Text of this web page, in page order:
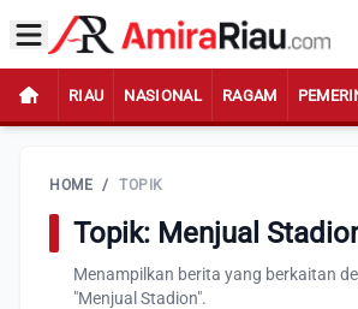
RIAU NASIONAL RAGAM
HOME / TOPIK
Topik: Menjual
Menampilkan berita yang berkaitan
"Menjual Stadion".